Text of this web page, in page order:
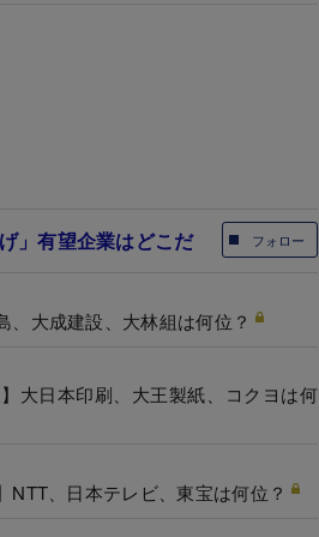
フォロー
」有望企業はどこだ
大成建設、大林組は何位？
大日本印刷、大王製紙、コクヨは何
、日本テレビ、東宝は何位？